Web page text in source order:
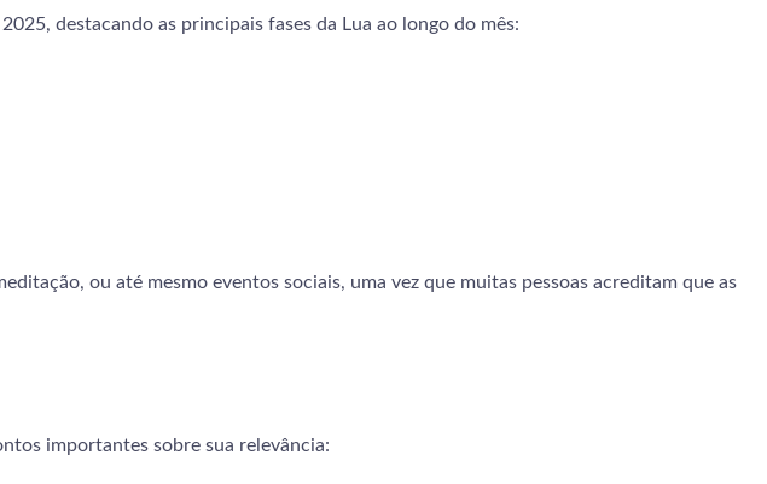
destacando as principais fases da Lua ao longo do mês:
ou até mesmo eventos sociais, uma vez que muitas pessoas acreditam que as
importantes sobre sua relevância: